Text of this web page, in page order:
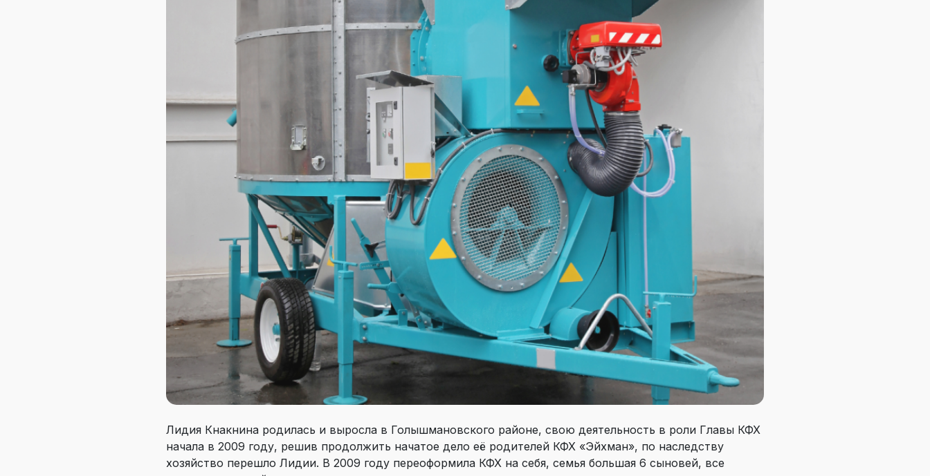
Лидия Кнакнина родилась и выросла в Голышмановского районе, свою деятельность в роли Главы КФХ
начала в 2009 году, решив продолжить начатое дело её родителей КФХ «Эйхман», по наследству
хозяйство перешло Лидии. В 2009 году переоформила КФХ на себя, семья большая 6 сыновей, все